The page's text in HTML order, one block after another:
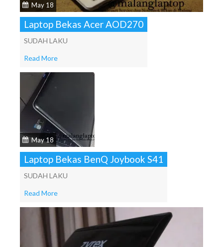
May 18
Laptop Bekas Acer AOD270
SUDAH LAKU
Read More
May 18
Laptop Bekas BenQ Joybook S41
SUDAH LAKU
Read More